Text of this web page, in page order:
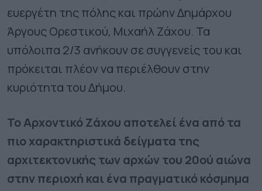
ευεργέτη της πόλης και πρώην Δημάρχου
Άργους Ορεστικού, Μιχαήλ Ζάχου. Τα
υπόλοιπα 2/3 ανήκουν σε συγγενείς του και
πρόκειται πλέον να περιέλθουν στην
κυριότητα του Δήμου.
Το Αρχοντικό Ζάχου αποτελεί ένα από τα
πιο χαρακτηριστικά δείγματα της
αρχιτεκτονικής των αρχών του 20ού αιώνα
στην περιοχή και ένα πραγματικό κόσμημα